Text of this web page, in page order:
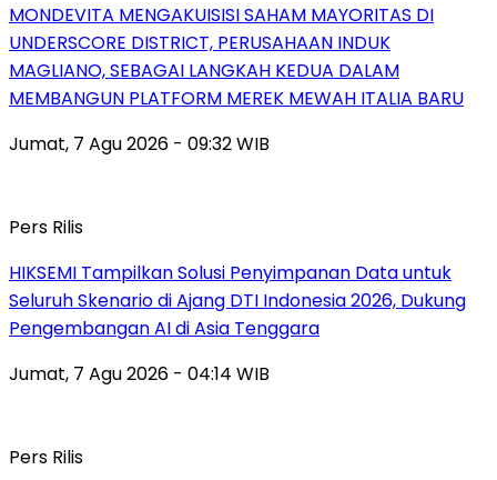
MONDEVITA MENGAKUISISI SAHAM MAYORITAS DI
UNDERSCORE DISTRICT, PERUSAHAAN INDUK
MAGLIANO, SEBAGAI LANGKAH KEDUA DALAM
MEMBANGUN PLATFORM MEREK MEWAH ITALIA BARU
Jumat, 7 Agu 2026 - 09:32 WIB
Pers Rilis
HIKSEMI Tampilkan Solusi Penyimpanan Data untuk
Seluruh Skenario di Ajang DTI Indonesia 2026, Dukung
Pengembangan AI di Asia Tenggara
Jumat, 7 Agu 2026 - 04:14 WIB
Pers Rilis